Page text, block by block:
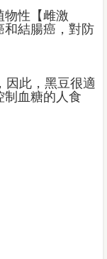
物性【雌激
和結腸癌，對防
因此，黑豆很適
制血糖的人食